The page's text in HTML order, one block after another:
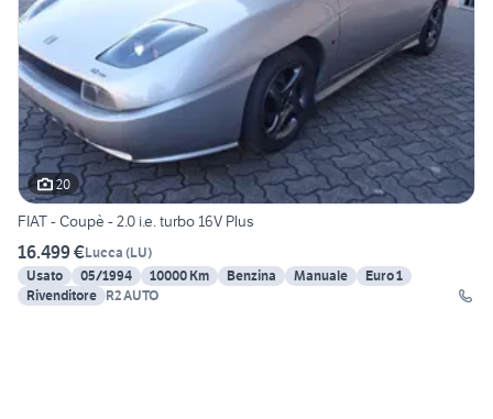
20
FIAT - Coupè - 2.0 i.e. turbo 16V Plus
16.499 €Lucca (LU)
Usato
05/1994 10000 Km Benzina Manuale
Euro 1
Rivenditore R2 AUTO